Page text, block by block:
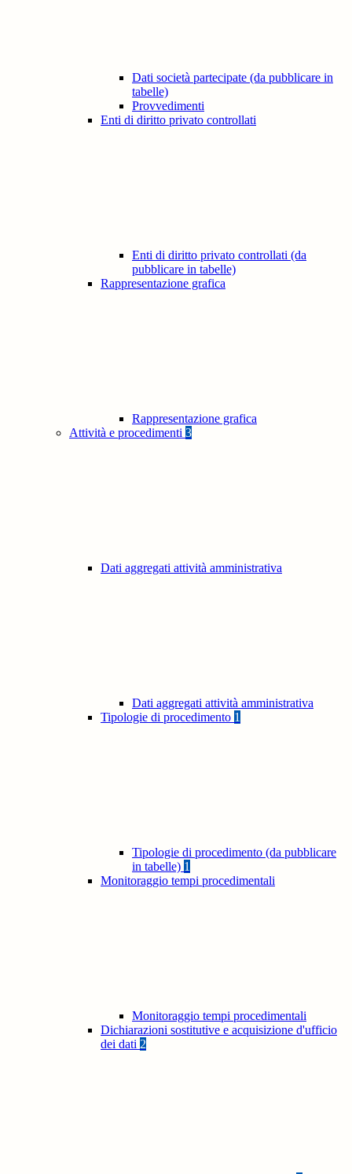
Dati società partecipate (da pubblicare in
tabelle)
Provvedimenti
Enti di diritto privato controllati
Enti di diritto privato controllati (da
pubblicare in tabelle)
Rappresentazione grafica
Rappresentazione grafica
Attività e procedimenti 3
Dati aggregati attività amministrativa
Dati aggregati attività amministrativa
Tipologie di procedimento 1
Tipologie di procedimento (da pubblicare
in tabelle) 1
Monitoraggio tempi procedimentali
Monitoraggio tempi procedimentali
Dichiarazioni sostitutive e acquisizione d'ufficio
dei dati 2